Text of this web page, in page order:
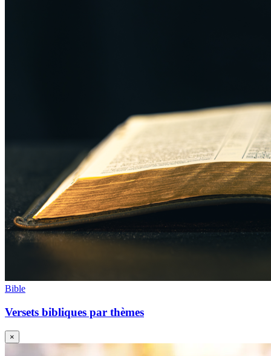
Bible
Versets bibliques par thèmes
×